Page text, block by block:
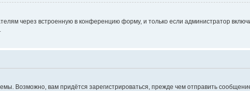
через встроенную в конференцию форму, и только если администратор
Возможно, вам придётся зарегистрироваться, прежде чем отправить